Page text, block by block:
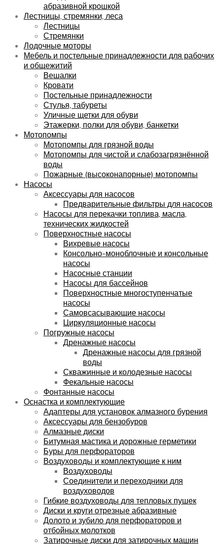
абразивной крошкой
Лестницы, стремянки, леса
Лестницы
Стремянки
Лодочные моторы
Мебель и постельные принадлежности для рабочих
и общежитий
Вешалки
Кровати
Постельные принадлежности
Стулья, табуреты
Уличные щетки для обуви
Этажерки, полки для обуви, банкетки
Мотопомпы
Мотопомпы для грязной воды
Мотопомпы для чистой и слабозагрязнённой
воды
Пожарные (высоконапорные) мотопомпы
Насосы
Аксессуары для насосов
Предварительные фильтры для насосов
Насосы для перекачки топлива, масла,
технических жидкостей
Поверхностные насосы
Вихревые насосы
Консольно-моноблочные и консольные
насосы
Насосные станции
Насосы для бассейнов
Поверхностные многоступенчатые
насосы
Самовсасывающие насосы
Циркуляционные насосы
Погружные насосы
Дренажные насосы
Дренажные насосы для грязной
воды
Скважинные и колодезные насосы
Фекальные насосы
Фонтанные насосы
Оснастка и комплектующие
Адаптеры для установок алмазного бурения
Аксессуары для бензобуров
Алмазные диски
Битумная мастика и дорожные герметики
Буры для перфораторов
Воздуховоды и комплектующие к ним
Воздуховоды
Соединители и переходники для
воздуховодов
Гибкие воздуховоды для тепловых пушек
Диски и круги отрезные абразивные
Долото и зубило для перфораторов и
отбойных молотков
Затирочные диски для затирочных машин